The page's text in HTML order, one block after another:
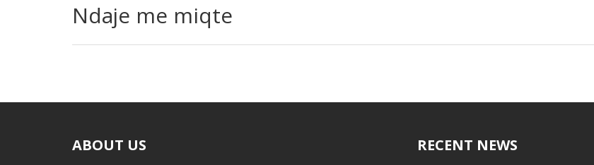
Ndaje me miqte
ABOUT US RECENT NEWS